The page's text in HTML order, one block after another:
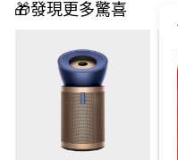
🎁發現更多驚喜